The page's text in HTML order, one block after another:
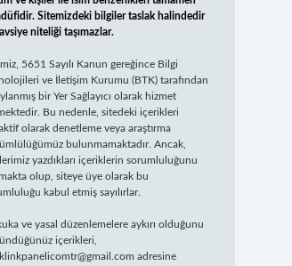
Sitemizdeki bilgiler taslak halindedir
niteliği taşımazlar.
5651 Sayılı Kanun gereğince Bilgi
ve İletişim Kurumu (BTK) tarafından
bir Yer Sağlayıcı olarak hizmet
Bu nedenle, sitedeki içerikleri
olarak denetleme veya araştırma
bulunmamaktadır. Ancak,
yazdıkları içeriklerin sorumluluğunu
olup, siteye üye olarak bu
kabul etmiş sayılırlar.
ve yasal düzenlemelere aykırı olduğunu
içerikleri,
adresine